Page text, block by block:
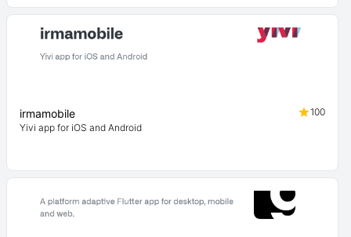
irmamobile
100
Yivi app for iOS and Android